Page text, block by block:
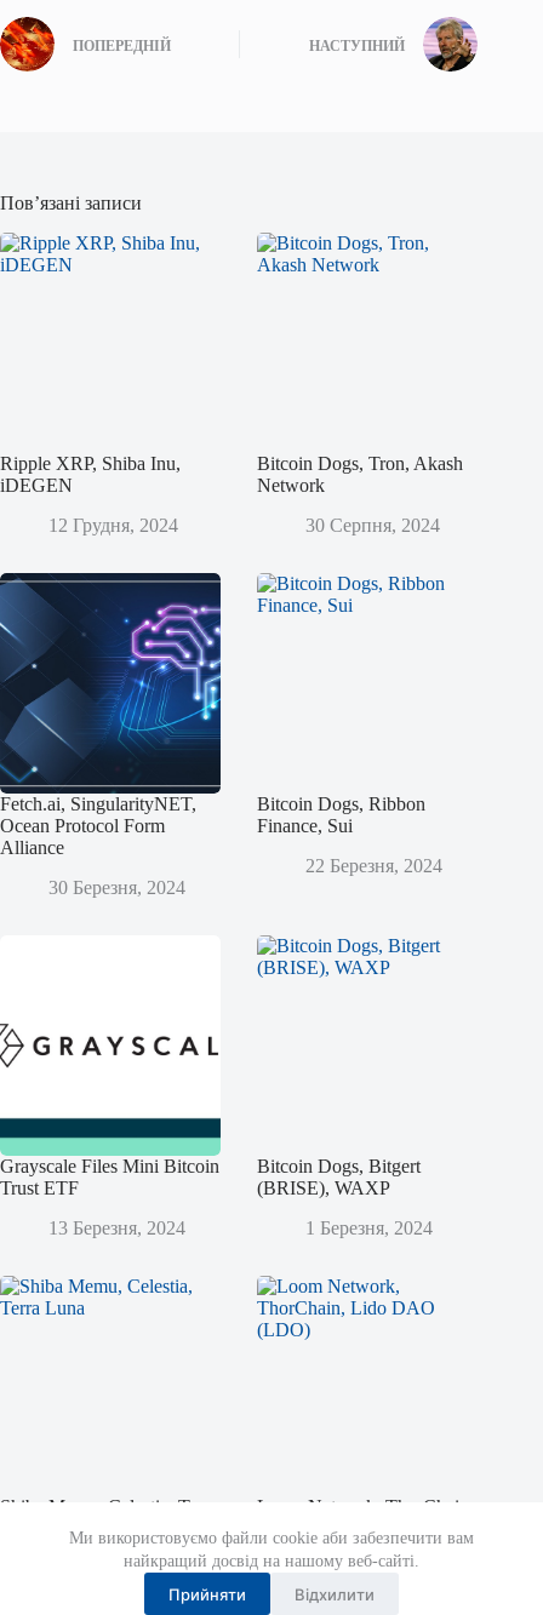
Ми використовуємо файли cookie аби забезпечити вам
найкращий досвід на нашому веб-сайті.
Прийняти Відхилити
ПОПЕРЕДНІЙ НАСТУПНИЙ
Пов’язані записи
Ripple XRP, Shiba Inu,
iDEGEN
12 Грудня, 2024
Bitcoin Dogs, Tron, Akash
Network
30 Серпня, 2024
Fetch.ai, SingularityNET,
Ocean Protocol Form
Alliance
30 Березня, 2024
Bitcoin Dogs, Ribbon
Finance, Sui
22 Березня, 2024
Grayscale Files Mini Bitcoin
Trust ETF
13 Березня, 2024
Bitcoin Dogs, Bitgert
(BRISE), WAXP
1 Березня, 2024
Shiba Memu, Celestia, Terra
12 Листопада, 2023
Loom Network, ThorChain,
Lido DAO (LDO)
14 Жовтня, 2023